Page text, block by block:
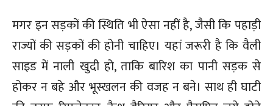
मगर इन सड़कों की स्थिति भी ऐसा नहीं है, जैसी कि पहाड़ी
राज्यों की सड़कों की होनी चाहिए। यहां जरूरी है कि वैली
साइड में नाली खुदी हो, ताकि बारिश का पानी सड़क से
होकर न बहे और भूस्खलन की वजह न बने। साथ ही घाटी